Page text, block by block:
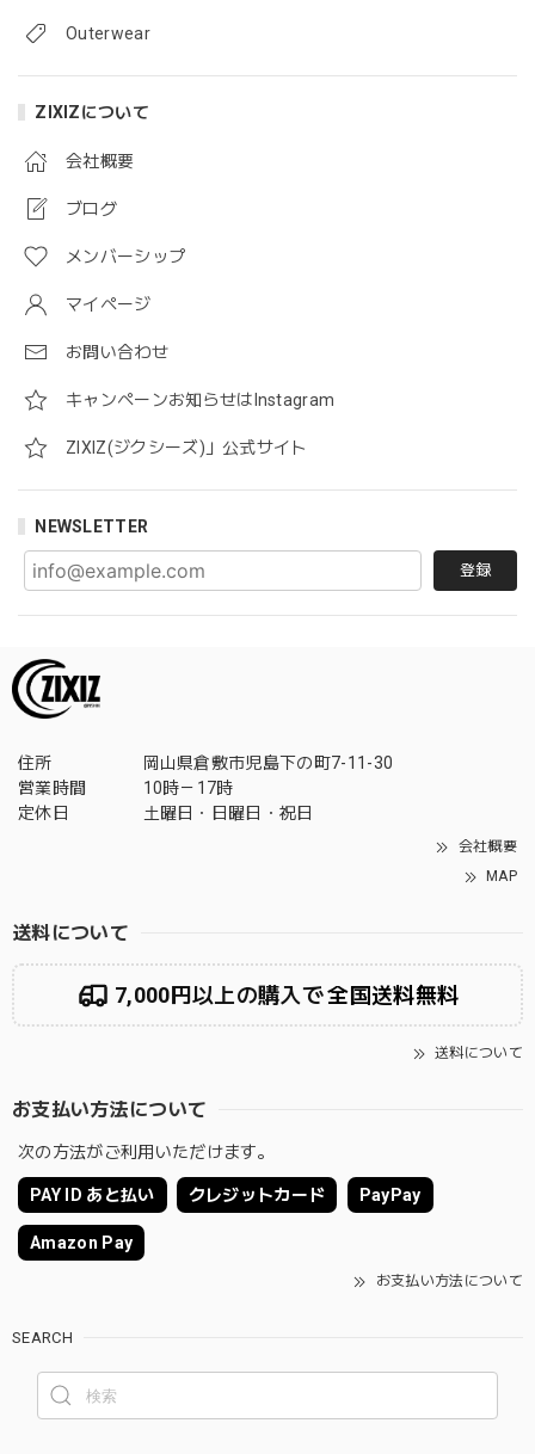
Outerwear
ZIXIZについて
会社概要
ブログ
メンバーシップ
マイページ
お問い合わせ
キャンペーンお知らせはInstagram
ZIXIZ(ジクシーズ)」公式サイト
NEWSLETTER
登録
住所
岡山県倉敷市児島下の町7-11-30
営業時間
10時－17時
定休日
土曜日・日曜日・祝日
会社概要
MAP
送料について
7,000円以上の購入で全国送料無料
送料について
お支払い方法について
次の方法がご利用いただけます。
PAY ID あと払い クレジットカード PayPay
Amazon Pay
お支払い方法について
SEARCH